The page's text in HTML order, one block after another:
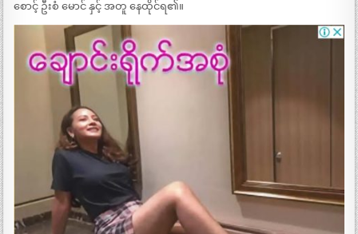
စောင့် ဦးစံ မောင် နှင့် အတူ နေထိုင်ရ၏။